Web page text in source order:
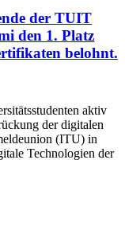
der TUIT
den 1. Platz
belohnt.
aktiv
der digitalen
(ITU) in
Technologien der